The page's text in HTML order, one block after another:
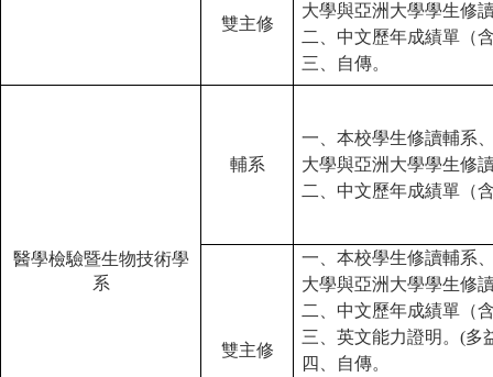
雙主修
大學與亞洲大學學生修
二、中文歷年成績單（
三、自傳。
醫學檢驗暨生物技術學
系
輔系
一、本校學生修讀輔系
大學與亞洲大學學生修
二、中文歷年成績單（
雙主修
一、本校學生修讀輔系
大學與亞洲大學學生修
二、中文歷年成績單（
三、英文能力證明。(多
四、自傳。